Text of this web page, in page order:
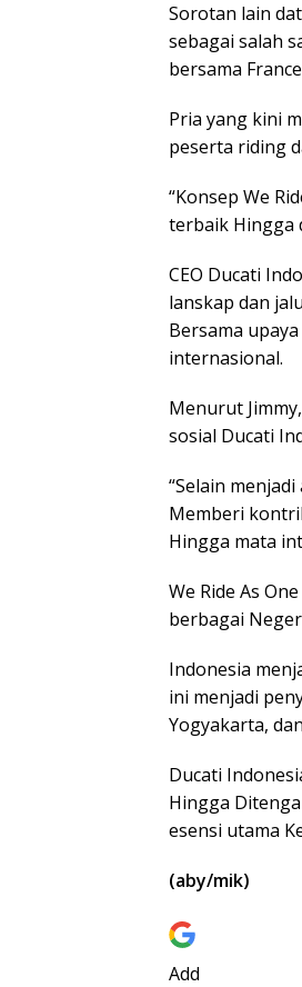
Sorotan lain
sebagai salah
bersama
Pria yang kini
peserta riding
“Konsep We
terbaik Hingga
CEO Ducati
lanskap dan
Bersama
internasional.
Menurut
sosial Ducati
“Selain
Memberi
Hingga mata
We Ride As
berbagai
Indonesia
ini menjadi
Yogyakarta,
Ducati
Hingga
esensi utama
(aby/mik)
Add